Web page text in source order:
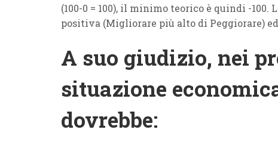
(100-0 = 100), il minimo teorico è quindi -
positiva (Migliorare più alto di Peggiorare)
A suo giudizio, nei
situazione
dovrebbe: